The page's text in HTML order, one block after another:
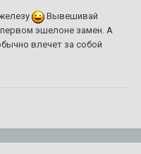
Вывешивай
эшелоне замен. А
влечет за собой